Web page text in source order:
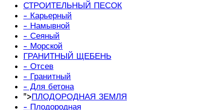
СТРОИТЕЛЬНЫЙ ПЕСОК
- Карьерный
- Намывной
- Сеяный
- Морской
ГРАНИТНЫЙ ЩЕБЕНЬ
- Отсев
- Гранитный
- Для бетона
">ПЛОДОРОДНАЯ ЗЕМЛЯ
- Плодородная